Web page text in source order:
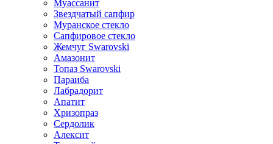
Муассанит
Звездчатый сапфир
Муранское стекло
Сапфировое стекло
Жемчуг Swarovski
Амазонит
Топаз Swarovski
Параиба
Лабрадорит
Апатит
Хризопраз
Сердолик
Алексит